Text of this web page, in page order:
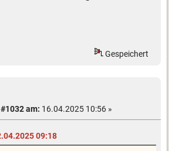
Gespeichert
am: 16.04.2025 10:56 »
09:18